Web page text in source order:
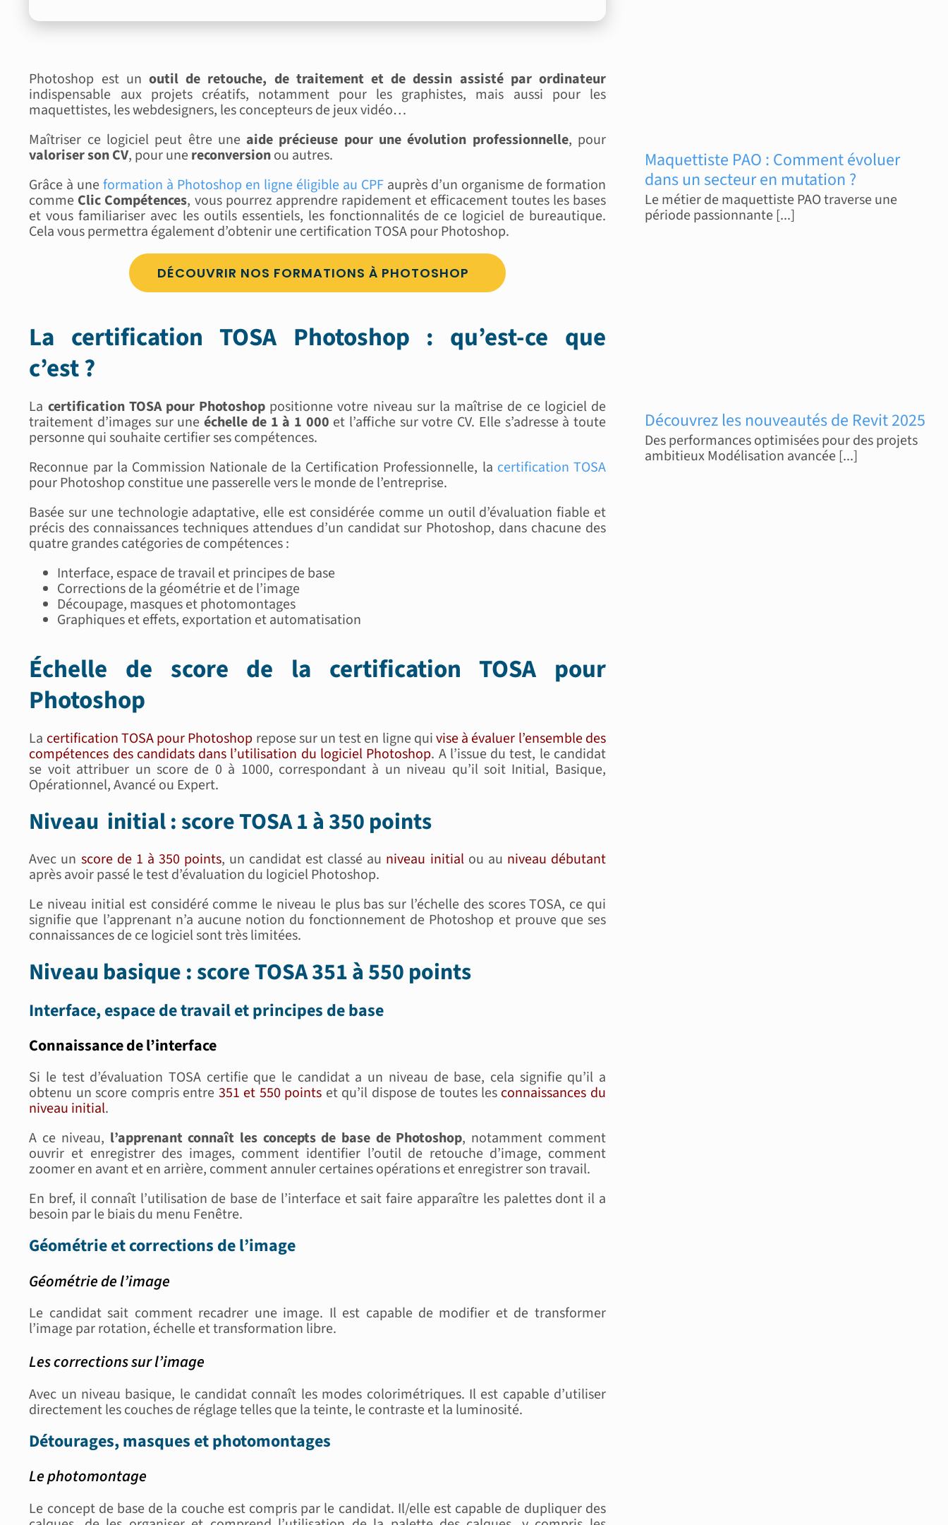
Photoshop est un outil de retouche, de traitement et de dessin assisté par ordinateur
indispensable aux projets créatifs, notamment pour les graphistes, mais aussi pour les
maquettistes, les webdesigners, les concepteurs de jeux vidéo…
Maîtriser ce logiciel peut être uneaide précieuse pour une évolution professionnelle, pour
valoriser son CV, pour unereconversionou autres.
Grâce à uneformation à Photoshop en ligne éligible au CPF auprès d’un organisme de formation
comme Clic Compétences, vous pourrez apprendre rapidement et efficacement toutes les bases
et vous familiariser avec les outils essentiels, les fonctionnalités de ce logiciel de bureautique.
Cela vous permettra également d’obtenir une certification TOSA pour Photoshop.
DÉCOUVRIR NOS FORMATIONS À PHOTOSHOP
La certification TOSA Photoshop : qu’est-ce que
c’est ?
La certification TOSA pour Photoshop positionne votre niveau sur la maîtrise de ce logiciel de
traitement d’images sur uneéchelle de 1 à 1 000 et l’affiche sur votre CV. Elle s’adresse à toute
personne qui souhaite certifier ses compétences.
Reconnue par la Commission Nationale de la Certification Professionnelle, la certification TOSA
pour Photoshop constitue une passerelle vers le monde de l’entreprise.
Basée sur une technologie adaptative, elle est considérée comme un outil d’évaluation fiable et
précis des connaissances techniques attendues d’un candidat sur Photoshop, dans chacune des
quatre grandes catégories de compétences :
Interface, espace de travail et principes de base
Corrections de la géométrie et de l’image
Découpage, masques et photomontages
Graphiques et effets, exportation et automatisation
Échelle de score de la certification TOSA pour
Photoshop
La certification TOSA pour Photoshop repose sur un test en ligne quivise à évaluer l’ensemble des
compétences des candidats dans l’utilisation du logiciel Photoshop. A l’issue du test, le candidat
se voit attribuer un score de 0 à 1000, correspondant à un niveau qu’il soit Initial, Basique,
Opérationnel, Avancé ou Expert.
Niveau initial : score TOSA 1 à 350 points
Avec un score de 1 à 350 points, un candidat est classé au niveau initialou au niveau débutant
après avoir passé le test d’évaluation du logiciel Photoshop.
Le niveau initial est considéré comme le niveau le plus bas sur l’échelle des scores TOSA, ce qui
signifie que l’apprenant n’a aucune notion du fonctionnement de Photoshop et prouve que ses
connaissances de ce logiciel sont très limitées.
Niveau basique : score TOSA 351 à 550 points
Interface, espace de travail et principes de base
Connaissance de l’interface
Si le test d’évaluation TOSA certifie que le candidat a un niveau de base, cela signifie qu’il a
obtenu un score compris entre 351 et 550 points et qu’il dispose de toutes les connaissances du
niveau initial.
A ce niveau, l’apprenant connaît les concepts de base de Photoshop, notamment comment
ouvrir et enregistrer des images, comment identifier l’outil de retouche d’image, comment
zoomer en avant et en arrière, comment annuler certaines opérations et enregistrer son travail.
En bref, il connaît l’utilisation de base de l’interface et sait faire apparaître les palettes dont il a
besoin par le biais du menu Fenêtre.
Géométrie et corrections de l’image
Géométrie de l’image
Le candidat sait comment recadrer une image. Il est capable de modifier et de transformer
l’image par rotation, échelle et transformation libre.
Les corrections sur l’image
Avec un niveau basique, le candidat connaît les modes colorimétriques. Il est capable d’utiliser
directement les couches de réglage telles que la teinte, le contraste et la luminosité.
Détourages, masques et photomontages
Le photomontage
Le concept de base de la couche est compris par le candidat. Il/elle est capable de dupliquer des
Maquettiste PAO : Comment évoluer
dans un secteur en mutation ?
Le métier de maquettiste PAO traverse une
période passionnante [...]
Découvrez les nouveautés de Revit 2025
Des performances optimisées pour des projets
ambitieux Modélisation avancée [...]